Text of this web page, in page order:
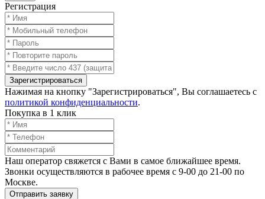
Регистрация
Зарегистрироваться
Нажимая на кнопку "Зарегистрироваться", Вы соглашаетесь с
политикой конфиденциальности.
Покупка в 1 клик
Наш оператор свяжется с Вами в самое ближайшее время.
Звонки осуществляются в рабочее время с 9-00 до 21-00 по
Москве.
Отправить заявку